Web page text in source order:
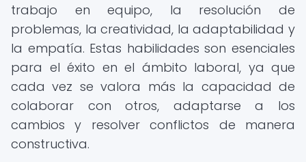
trabajo en equipo, la resolución de
problemas, la creatividad, la adaptabilidad y
la empatía. Estas habilidades son esenciales
para el éxito en el ámbito laboral, ya que
cada vez se valora más la capacidad de
colaborar con otros, adaptarse a los
cambios y resolver conflictos de manera
constructiva.